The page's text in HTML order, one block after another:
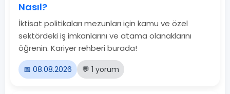
Nasıl?
İktisat politikaları mezunları için kamu ve özel
sektördeki iş imkanlarını ve atama olanaklarını
öğrenin. Kariyer rehberi burada!
📅 08.08.2026 💬 1 yorum